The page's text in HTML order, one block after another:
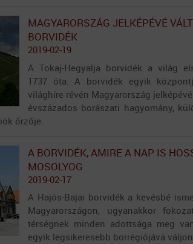
MAGYARORSZÁG JELKÉPÉVÉ
BORVIDÉK
2019-02-19
A Tokaj-Hegyalja borvidék a világ
1737 óta. A borvidék egyik
világhíre révén Magyarország
évszázados borászati hagyomány,
őrzője.
A BORVIDÉK, AMIRE A NAP IS
MOSOLYOG
2019-02-17
A Hajós-Bajai borvidék a kevésbé
Magyarországon, ugyanakkor
térségnek minden adottsága meg
egyik legsikeresebb borrégiójává